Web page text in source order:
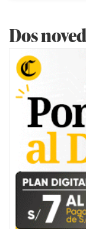
Dos